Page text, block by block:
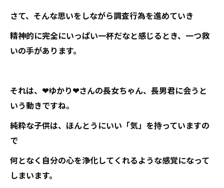
さて、そんな思いをしながら調査行為を進めていき
精神的に完全にいっぱい一杯だなと感じるとき、一つ救
いの手があります。
それは、❤ゆかり❤さんの長女ちゃん、長男君に会うと
いう動きですね。
純粋な子供は、ほんとうにいい「気」を持っていますの
で
何となく自分の心を浄化してくれるような感覚になって
しまいます。